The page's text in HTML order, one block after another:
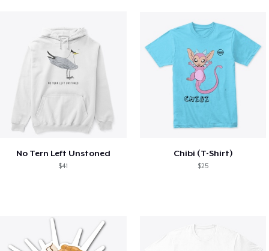
No Tern Left Unstoned
$41
Chibi (T-Shirt)
$25